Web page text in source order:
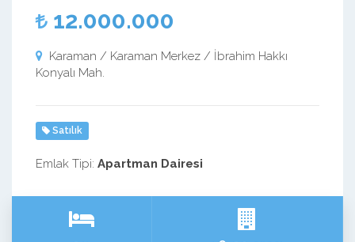
12.000.000
Karaman / Karaman Merkez / İbrahim Hakkı
Konyalı Mah.
Satılık
Emlak Tipi: Apartman Dairesi